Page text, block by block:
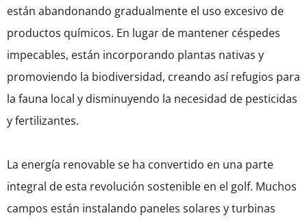
están abandonando gradualmente el uso excesivo de
productos químicos. En lugar de mantener céspedes
impecables, están incorporando plantas nativas y
promoviendo la biodiversidad, creando así refugios para
la fauna local y disminuyendo la necesidad de pesticidas
y fertilizantes.
La energía renovable se ha convertido en una parte
integral de esta revolución sostenible en el golf. Muchos
campos están instalando paneles solares y turbinas